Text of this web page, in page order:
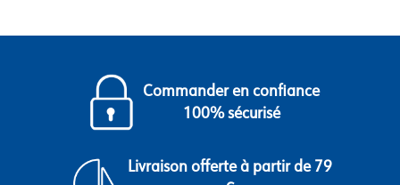
Commander en confiance
100% sécurisé
Livraison offerte à partir de 79